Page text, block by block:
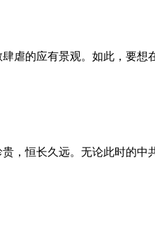
虐的应有景观。如此，要
，恒长久远。无论此时的中